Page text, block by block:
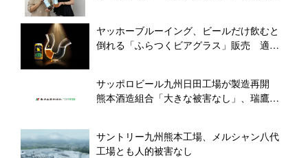
ヤッホーブルーイング、ビールだけ飲むと
倒れる「ふらつくビアグラス」販売 適正
サッポロビール九州日田工場が製造再開
熊本酒造組合「大きな被害なし」、瑞鷹は
サントリー九州熊本工場、メルシャン八代
工場とも人的被害なし